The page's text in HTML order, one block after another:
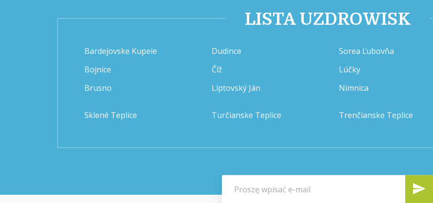
LISTA UZDROWISK
Bardejovske Kupele
Bojnice
Brusno
Dudince
Číž
Liptovský Ján
Sorea Ľubovňa
Lúčky
Nimnica
Sklené Teplice Turčianske Teplice Trenčianske Teplice